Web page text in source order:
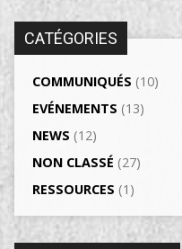
CATÉGORIES
COMMUNIQUÉS (10)
EVÉNEMENTS (13)
NEWS (12)
NON CLASSÉ (27)
RESSOURCES (1)